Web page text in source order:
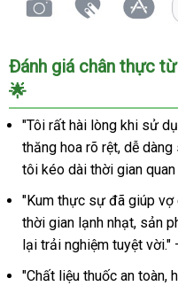
Thuốc
Kích
Dục
Kum
Nam
Nữ
Tăng
Khoái
Mạnh
Mẽ
Mỹ
Đánh giá chân thực
🌟
"Tôi rất hài lòng khi sử
thăng hoa rõ rệt, dễ
tôi kéo dài thời gian
"Kum thực sự đã giúp vợ
thời gian lạnh nhạt, sản
lại trải nghiệm tuyệt vời."
"Chất liệu thuốc an toàn,